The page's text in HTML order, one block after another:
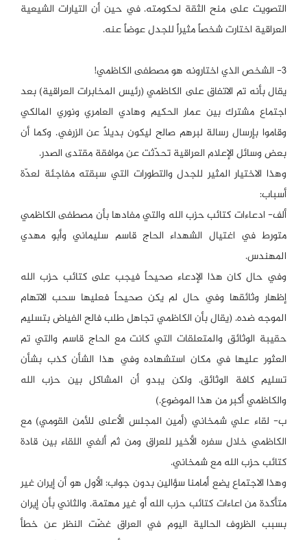
التصويت على منح الثقة لحكومته. في حين أن التيارات الشيعية
العراقية اختارت شخصاً مثيراً للجدل عوضاً عنه.
3- الشخص الذي اختارونه هو مصطفى الكاظمي!
يقال بأنه تم الاتفاق على الكاظمي (رئيس المخابرات العراقية) بعد
اجتماع مشترك بين عمار الحكيم وهادي العامري ونوري المالكي
وقاموا بإرسال رسالة لبرهم صالح ليكون بديلاً عن الزرفي. وكما أن
بعض وسائل الإعلام العراقية تحدّثت عن موافقة مقتدى الصدر.
وهذا الاختيار المثير للجدل والتطورات التي سبقته مفاجئة لعدّة
أسباب:
ألف- ادعاءات كتائب حزب الله والتي مفادها بأن مصطفى الكاظمي
متورط في اغتيال الشهداء الحاج قاسم سليماني وأبو مهدي
المهندس.
وفي حال كان هذا الإدعاء صحيحاً فيجب على كتائب حزب الله
إظهار وثائقها وفي حال لم يكن صحيحاً فعليها سحب الاتهام
الموجه ضده. (يقال بأن الكاظمي تجاهل طلب فالح الفياض بتسليم
حقيبة الوثائق والمتعلقات التي كانت مع الحاج قاسم والتي تم
العثور عليها في مكان استشهاده وفي هذا الشأن كذب بشأن
تسليم كافة الوثائق. ولكن يبدو أن المشاكل بين حزب الله
والكاظمي أكبر من هذا الموضوع.)
ب- لقاء علي شمخاني (أمين المجلس الأعلى للأمن القومي) مع
الكاظمي خلال سفره الأخير للعراق ومن ثم ألغي اللقاء بين قادة
كتائب حزب الله مع شمخاني.
وهذا الاجتماع يضع أمامنا سؤالين بدون جواب: الأول هو أن إيران غير
متأكدة من اعاءات كتائب حزب الله أو غير مهتمة. والثاني بأن إيران
بسبب الظروف الحالية اليوم في العراق غضّت النظر عن خطأ